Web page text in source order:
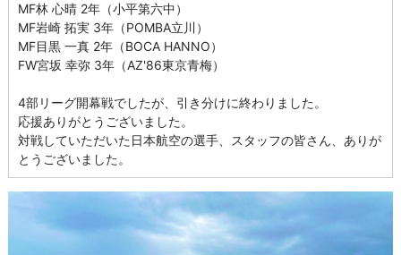
MF林 心晴 2年（小平第六中）
MF岩崎 拓実 3年（POMBA立川）
MF目黒 一真 2年（BOCA HANNO）
FW宮坂 幸弥 3年（AZ'86東京青梅）
4部リーグ開幕戦でしたが、引き分けに終わりました。
応援ありがとうございました。
対戦していただいた日本航空の選手、スタッフの皆さん、ありが
とうございました。